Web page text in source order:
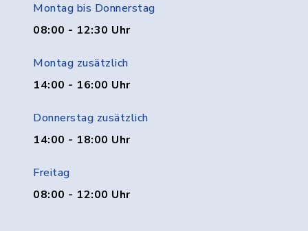
Montag bis Donnerstag
08:00 - 12:30 Uhr
Montag zusätzlich
14:00 - 16:00 Uhr
Donnerstag zusätzlich
14:00 - 18:00 Uhr
Freitag
08:00 - 12:00 Uhr